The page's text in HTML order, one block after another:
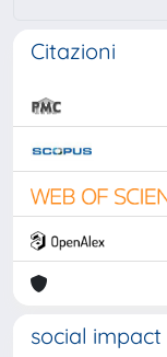
Citazioni
social impact